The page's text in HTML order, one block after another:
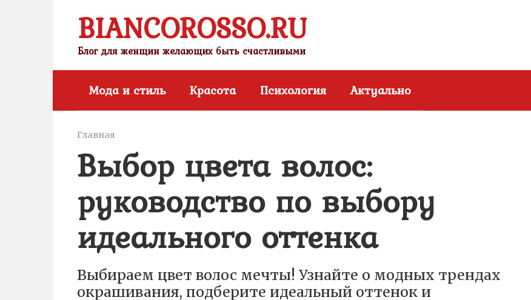
BIANCOROSSO.RU
Блог для женщин желающих быть счастливыми
Мода и стиль Красота Психология Актуально
Главная
Выбор цвета волос:
руководство по выбору
идеального оттенка
Выбираем цвет волос мечты! Узнайте о модных трендах
окрашивания, подберите идеальный оттенок и